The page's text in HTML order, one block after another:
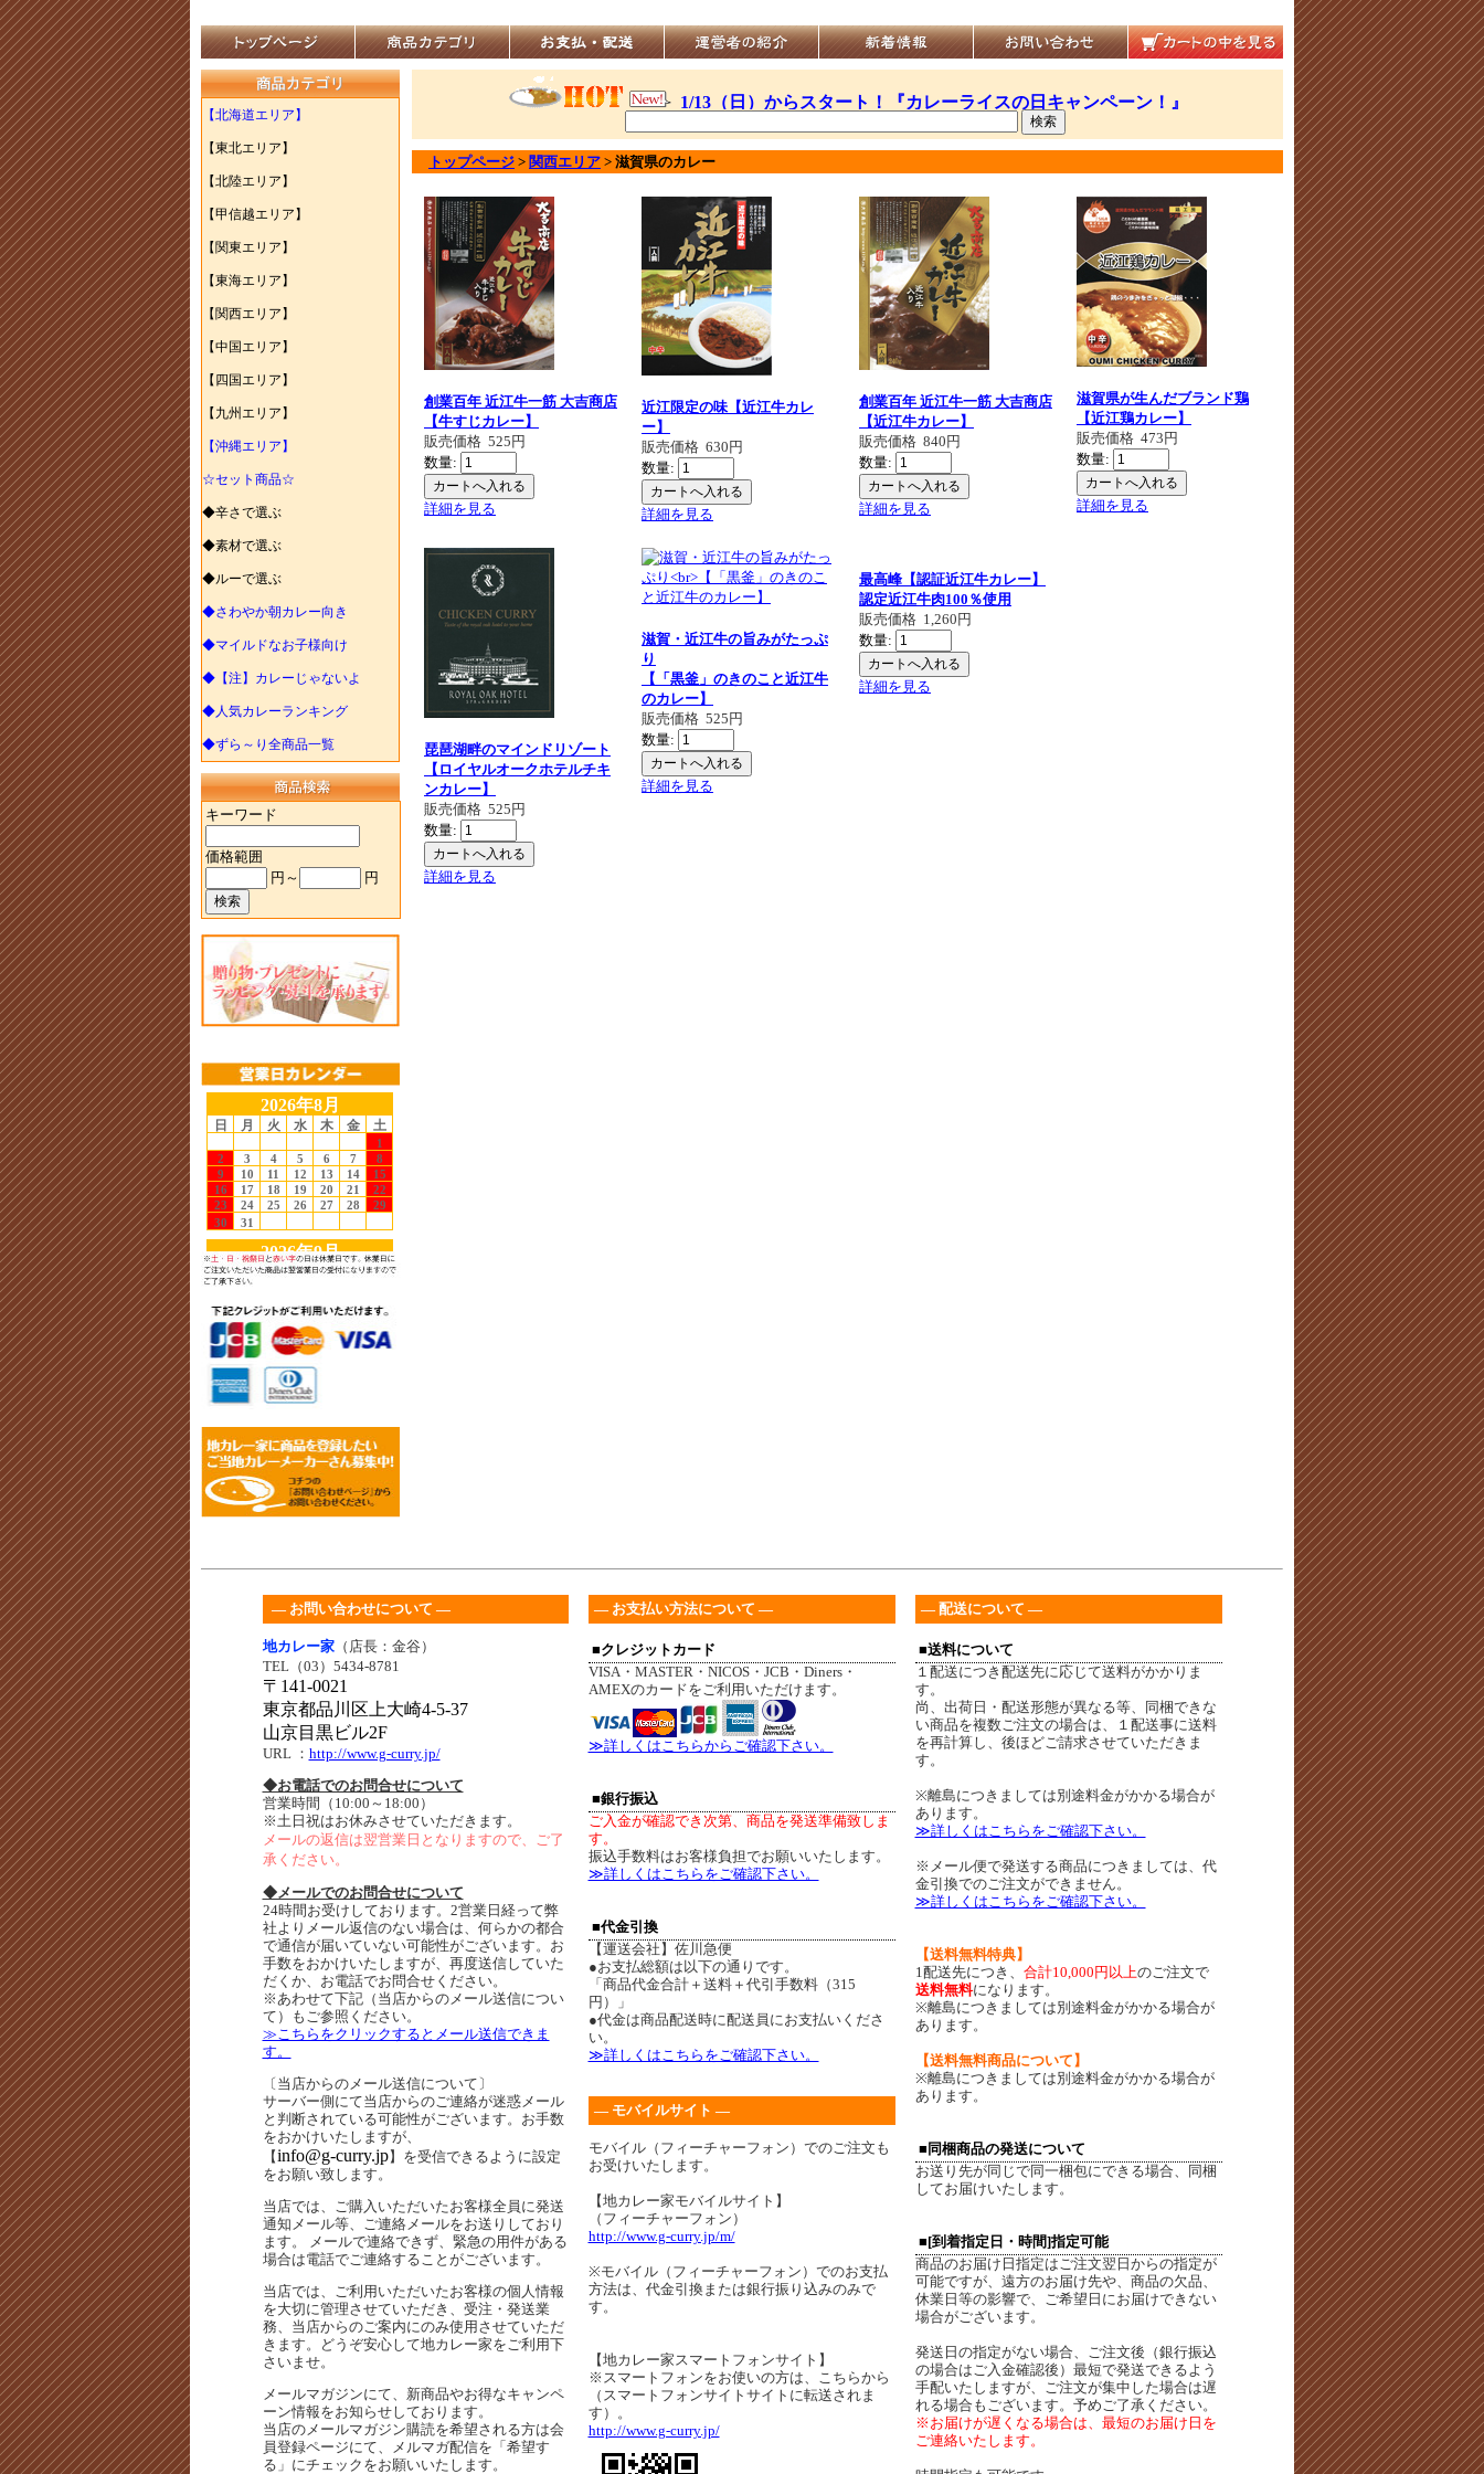
【北海道エリア】
【東北エリア】
【北陸エリア】
【甲信越エリア】
【関東エリア】
【東海エリア】
【関西エリア】
【中国エリア】
【四国エリア】
【九州エリア】
【沖縄エリア】
☆セット商品☆
◆辛さで選ぶ
◆素材で選ぶ
◆ルーで選ぶ
◆さわやか朝カレー向き
◆マイルドなお子様向け
◆【注】カレーじゃないよ
◆人気カレーランキング
◆ずら～り全商品一覧
キーワード
価格範囲
円～
円
トップページ > 関西エリア > 滋賀県のカレー
創業百年 近江牛一筋 大吉商店
【牛すじカレー】
販売価格 525円
数量:
詳細を見る
近江限定の味【近江牛カレ
ー】
販売価格 630円
数量:
詳細を見る
創業百年 近江牛一筋 大吉商店
【近江牛カレー】
販売価格 840円
数量:
詳細を見る
滋賀県が生んだブランド鶏
【近江鶏カレー】
販売価格 473円
数量:
詳細を見る
琵琶湖畔のマインドリゾート
【ロイヤルオークホテルチキ
ンカレー】
販売価格 525円
数量:
詳細を見る
滋賀・近江牛の旨みがたっぷ
り
【「黒釜」のきのこと近江牛
のカレー】
販売価格 525円
数量:
詳細を見る
最高峰【認証近江牛カレー】
認定近江牛肉100％使用
販売価格 1,260円
数量:
詳細を見る
― お問い合わせについて ―
地カレー家（店長：金谷）
TEL（03）5434-8781
〒141-0021
東京都品川区上大崎4-5-37
山京目黒ビル2F
URL： http://www.g-curry.jp/
◆お電話でのお問合せについて
営業時間（10:00～18:00）
※土日祝はお休みさせていただきます。
メールの返信は翌営業日となりますので、ご了
承ください。
◆メールでのお問合せについて
24時間お受けしております。2営業日経って弊
社よりメール返信のない場合は、何らかの都合
で通信が届いていない可能性がございます。お
手数をおかけいたしますが、再度送信していた
だくか、お電話でお問合せください。
※あわせて下記（当店からのメール送信につい
て）もご参照ください。
≫こちらをクリックするとメール送信できま
す。
〔当店からのメール送信について〕
サーバー側にて当店からのご連絡が迷惑メール
と判断されている可能性がございます。お手数
をおかけいたしますが、
【info@g-curry.jp】を受信できるように設定
をお願い致します。
当店では、ご購入いただいたお客様全員に発送
通知メール等、ご連絡メールをお送りしており
ます。 メールで連絡できず、緊急の用件がある
場合は電話でご連絡することがございます。
当店では、ご利用いただいたお客様の個人情報
を大切に管理させていただき、受注・発送業
務、当店からのご案内にのみ使用させていただ
きます。どうぞ安心して地カレー家をご利用下
さいませ。
メールマガジンにて、新商品やお得なキャンペ
ーン情報をお知らせしております。
当店のメールマガジン購読を希望される方は会
員登録ページにて、メルマガ配信を「希望す
る」にチェックをお願いいたします。
― お支払い方法について ―
■クレジットカード
VISA・MASTER・NICOS・JCB・Diners・
AMEXのカードをご利用いただけます。
≫詳しくはこちらからご確認下さい。
■銀行振込
ご入金が確認でき次第、商品を発送準備致しま
す。
振込手数料はお客様負担でお願いいたします。
≫詳しくはこちらをご確認下さい。
■代金引換
【運送会社】佐川急便
●お支払総額は以下の通りです。
「商品代金合計＋送料＋代引手数料（315
円）」
●代金は商品配送時に配送員にお支払いくださ
い。
≫詳しくはこちらをご確認下さい。
― モバイルサイト ―
モバイル（フィーチャーフォン）でのご注文も
お受けいたします。
【地カレー家モバイルサイト】
（フィーチャーフォン）
http://www.g-curry.jp/m/
※モバイル（フィーチャーフォン）でのお支払
方法は、代金引換または銀行振り込みのみで
す。
【地カレー家スマートフォンサイト】
※スマートフォンをお使いの方は、こちらから
（スマートフォンサイトサイトに転送されま
す）。
http://www.g-curry.jp/
― 配送について ―
■送料について
１配送につき配送先に応じて送料がかかりま
す。
尚、出荷日・配送形態が異なる等、同梱できな
い商品を複数ご注文の場合は、１配送事に送料
を再計算し、後ほどご請求させていただきま
す。
※離島につきましては別途料金がかかる場合が
あります。
≫詳しくはこちらをご確認下さい。
※メール便で発送する商品につきましては、代
金引換でのご注文ができません。
≫詳しくはこちらをご確認下さい。
【送料無料特典】
1配送先につき、 合計10,000円以上のご注文で
送料無料になります。
※離島につきましては別途料金がかかる場合が
あります。
【送料無料商品について】
※離島につきましては別途料金がかかる場合が
あります。
■同梱商品の発送について
お送り先が同じで同一梱包にできる場合、同梱
してお届けいたします。
■[到着指定日・時間]指定可能
商品のお届け日指定はご注文翌日からの指定が
可能ですが、遠方のお届け先や、商品の欠品、
休業日等の影響で、ご希望日にお届けできない
場合がございます。
発送日の指定がない場合、ご注文後（銀行振込
の場合はご入金確認後）最短で発送できるよう
手配いたしますが、ご注文が集中した場合は遅
れる場合もございます。予めご了承ください。
※お届けが遅くなる場合は、最短のお届け日を
ご連絡いたします。